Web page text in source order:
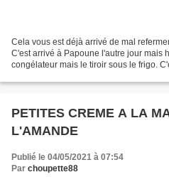
Cela vous est déjà arrivé de mal
C'est arrivé à Papoune l'autre jour mais
congélateur mais le tiroir sous le frigo.
PETITES CREME A LA
L'AMANDE
Publié le 04/05/2021 à 07:54
Par choupette88